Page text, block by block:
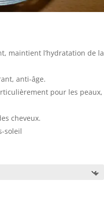
maintient l’hydratation de la
anti-âge.
pour les peaux,
cheveux.
soleil